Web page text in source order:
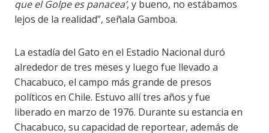
que el Golpe es panacea’, y bueno, no estábamos
lejos de la realidad”, señala Gamboa.
La estadía del Gato en el Estadio Nacional duró
alrededor de tres meses y luego fue llevado a
Chacabuco, el campo más grande de presos
políticos en Chile. Estuvo allí tres años y fue
liberado en marzo de 1976. Durante su estancia en
Chacabuco, su capacidad de reportear, además de